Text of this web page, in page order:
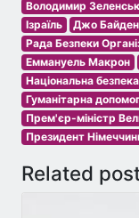
Володимир
Ізраїль
Джо Байден
Рада Безпеки
Еммануель Макрон
Національна безпека
Гуманітарна
Прем'єр-міністр
Президент
Related